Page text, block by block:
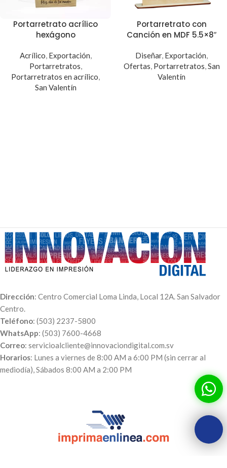
Portarretrato acrílico
hexágono
Acrílico, Exportación,
Portarretratos,
Portarretratos en acrílico,
San Valentín
Portarretrato con
Canción en MDF 5.5×8″
Diseñar, Exportación,
Ofertas, Portarretratos,San
Valentín
Dirección: Centro Comercial Loma Linda, Local 12A. San Salvador
Centro.
Teléfono: (503) 2237-5800
WhatsApp: (503) 7600-4668
Correo: servicioalcliente@innovaciondigital.com.sv
Horarios: Lunes a viernes de 8:00 AM a 6:00 PM (sin cerrar al
mediodía), Sábados 8:00 AM a 2:00 PM